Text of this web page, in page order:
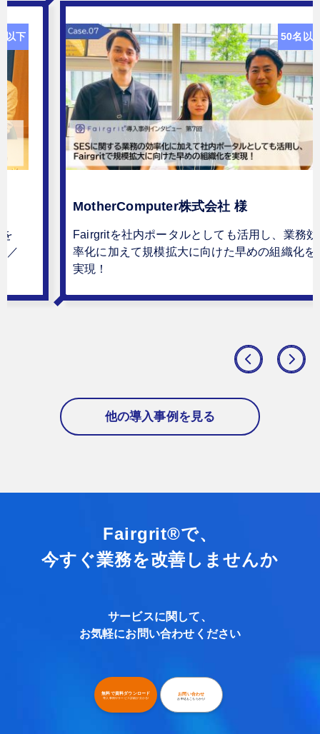
以下
／
50名以
MotherComputer株式会社 様
Fairgritを社内ポータルとしても活用し、業務効
率化に加えて規模拡大に向けた早めの組織化を
実現！
他の導入事例を見る
Fairgrit®で、
今すぐ業務を改善しませんか
サービスに関して、
お気軽にお問い合わせください
無料で資料ダウンロード
導入事例やサービス詳細が分かる!
お問い合わせ
お申込もこちらから!